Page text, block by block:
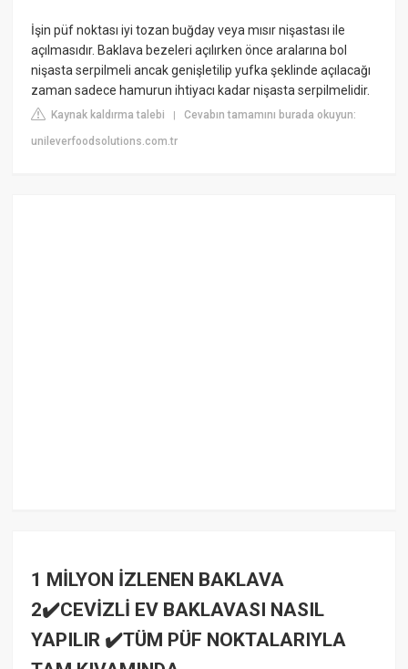
İşin püf noktası iyi tozan buğday veya mısır nişastası ile
açılmasıdır. Baklava bezeleri açılırken önce aralarına bol
nişasta serpilmeli ancak genişletilip yufka şeklinde açılacağı
zaman sadece hamurun ihtiyacı kadar nişasta serpilmelidir.
Kaynak kaldırma talebi |Cevabın tamamını burada okuyun:
unileverfoodsolutions.com.tr
1 MİLYON İZLENEN BAKLAVA
2✔️CEVİZLİ EV BAKLAVASI NASIL
YAPILIR ✔️TÜM PÜF NOKTALARIYLA